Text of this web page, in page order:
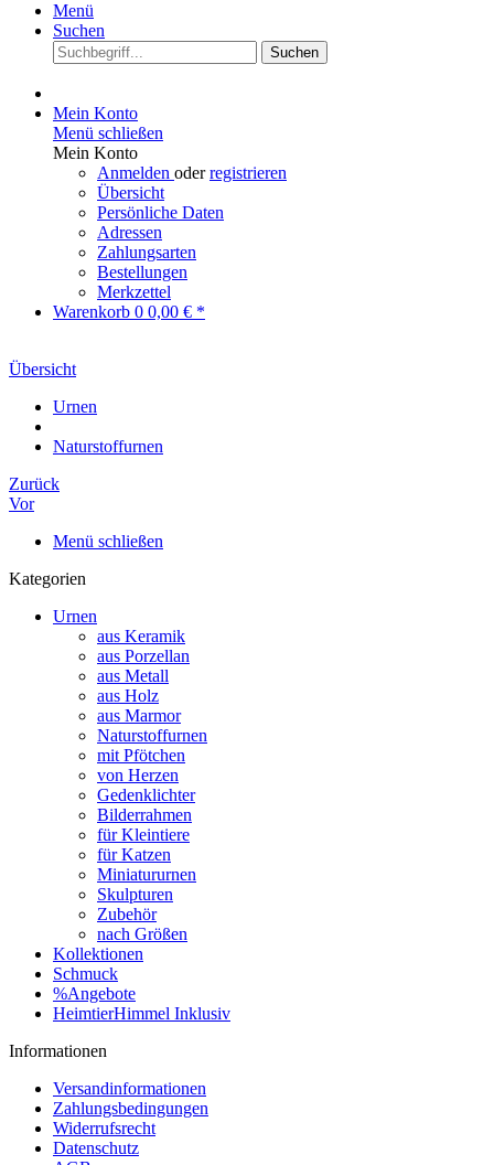
Menü
Suchen
Suchen
Mein Konto
Menü schließen
Mein Konto
Anmelden oderregistrieren
Übersicht
Persönliche Daten
Adressen
Zahlungsarten
Bestellungen
Merkzettel
Warenkorb 0 0,00 € *
Übersicht
Urnen
Naturstoffurnen
Zurück
Vor
Menü schließen
Kategorien
Urnen
aus Keramik
aus Porzellan
aus Metall
aus Holz
aus Marmor
Naturstoffurnen
mit Pfötchen
von Herzen
Gedenklichter
Bilderrahmen
für Kleintiere
für Katzen
Miniatururnen
Skulpturen
Zubehör
nach Größen
Kollektionen
Schmuck
%Angebote
HeimtierHimmel Inklusiv
Informationen
Versandinformationen
Zahlungsbedingungen
Widerrufsrecht
Datenschutz